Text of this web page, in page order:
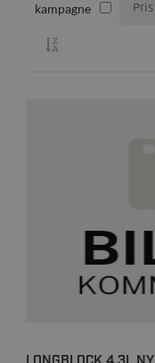
kampagne